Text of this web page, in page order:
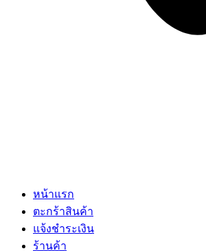
หน้าแรก
ตะกร้าสินค้า
แจ้งชำระเงิน
ร้านค้า